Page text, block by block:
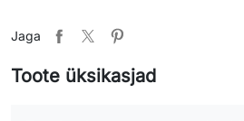
Jaga
Toote üksikasjad